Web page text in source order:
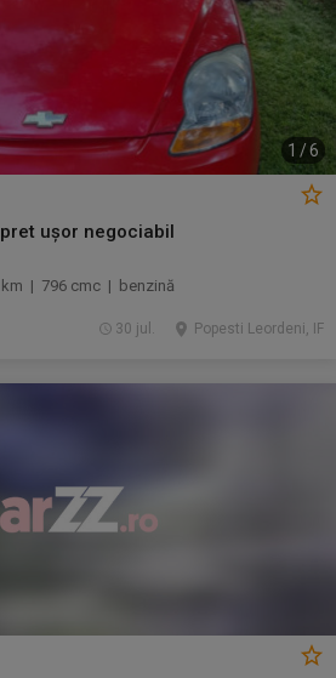
1 /6
ușor negociabil
| 796 cmc | benzină
Popesti Leordeni, IF
30 jul.